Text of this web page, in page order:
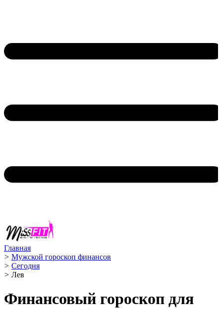
Главная
> Мужской гороскоп финансов
> Сегодня
> Лев ️
Финансовый гороскоп для